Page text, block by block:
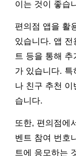
이는 것이 좋습
편의점 앱을 활
있습니다. 앱 전
트 등을 통해 추
가 있습니다. 특
나 친구 추천 이
습니다.
또한, 편의점에
벤트 참여 번호
트에 응모하는